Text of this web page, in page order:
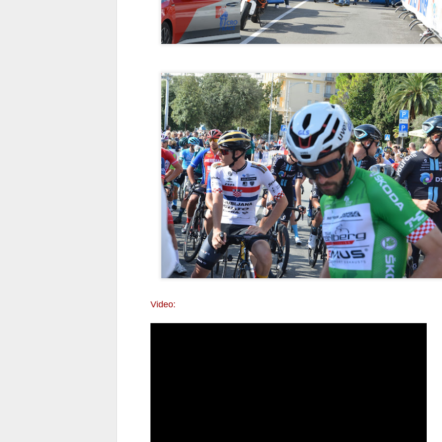
Video:
čuje jednu od najvećih glazbenih zvijezda regije. Josipa ih nije
razočarala.
MAY
Josipa Lisac 50 godina "Dnevnika jedne ljubavi" na
Opatiji Opatijska ljetna pozornica doživjet će vrhunac koncertne sezone
uz veličanstveni nastup jedinstvene hrvatske glazbene dive Josipe
Lisac. Ovaj spektakl, zakazan za 21. lipnja 2024. godine u 21 sat, dio je
Josipine obljetničke turneje kojom obilježava 50 godina od izlaska
njenog diskografskog debi albuma "Dnevnik jedne ljubavi", nastalog u
suradnji s legendarnim Karlom Metikošem.
Album, objavljen krajem veljače 1973.
MAR
18
Uživajte u ljetnim koncertima u Areni Pula 2024!
Pregledajte listu svih koncerata!
Uživajte u ljetnim koncertima u Areni Pula 2024! Pregledajte listu svih
koncerata! Pulska Arena, monumentalni simbol prošlosti koji diše
sadašnjošću, sprema se za epsko putovanje kroz glazbene ere ovog
ljeta. U srcu Istre, ovo antičko remek-djelo postaje domaćin seriji
nevjerojatnih koncerata koji će očarati sve generacije ljubitelja glazbe
diljem svijeta.
S nizom uzbudljivih ljetnih koncerata, počevši od nastupa mega
popularne Dua Lipe 9. lipnja, pa sve do izvođača poput The Smile-a 15.
NOV
11
Festival čokolade u Opatiji od 10-12.11.2023 u centru
Gervais